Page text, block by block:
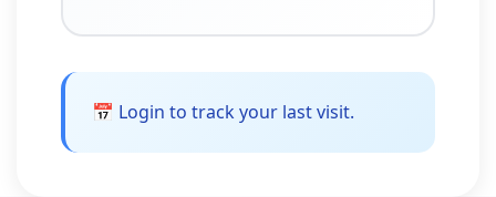
📅 Login to track your last visit.